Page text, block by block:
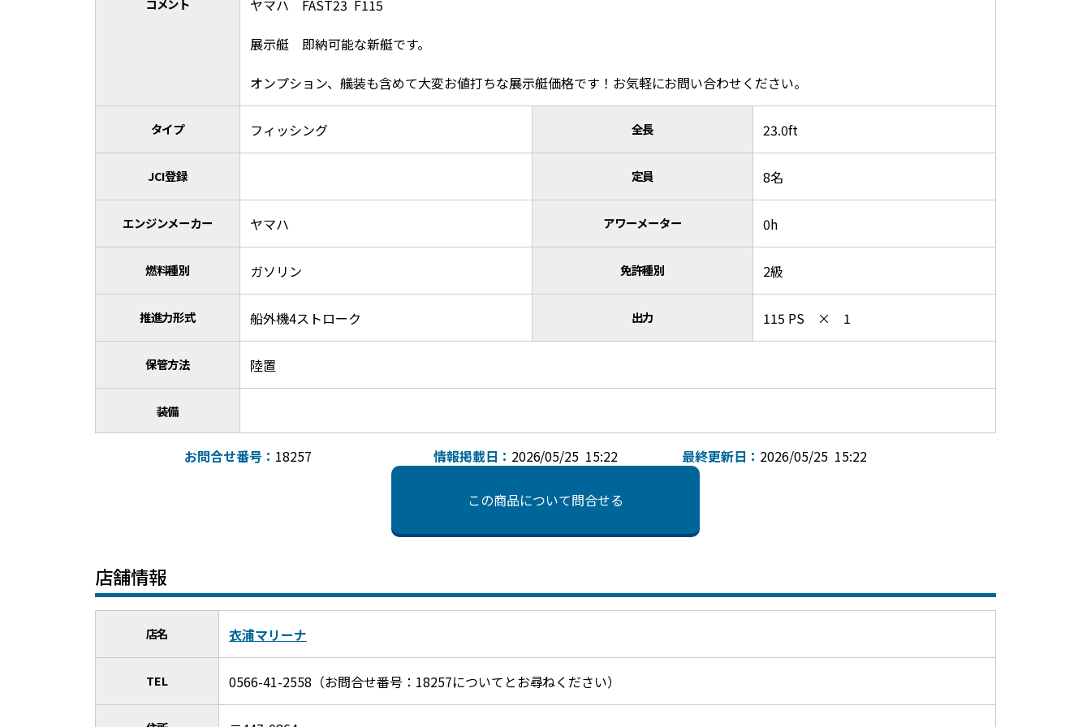
コメント
ヤマハ FAST23 F115
展示艇 即納可能な新艇です。
オンプション、艤装も含めて大変お値打ちな展示艇価格です！お気軽にお問い合わせください。
タイプ フィッシング 全長 23.0ft
JCI登録 定員 8名
エンジンメーカー ヤマハ アワーメーター 0h
燃料種別 ガソリン 免許種別 2級
推進力形式 船外機4ストローク 出力 115 PS × 1
保管方法 陸置
装備
お問合せ番号： 18257 情報掲載日： 2026/05/25 15:22 最終更新日： 2026/05/25 15:22
この商品について問合せる
店舗情報
店名 衣浦マリーナ
TEL 0566-41-2558（お問合せ番号：18257についてとお尋ねください）